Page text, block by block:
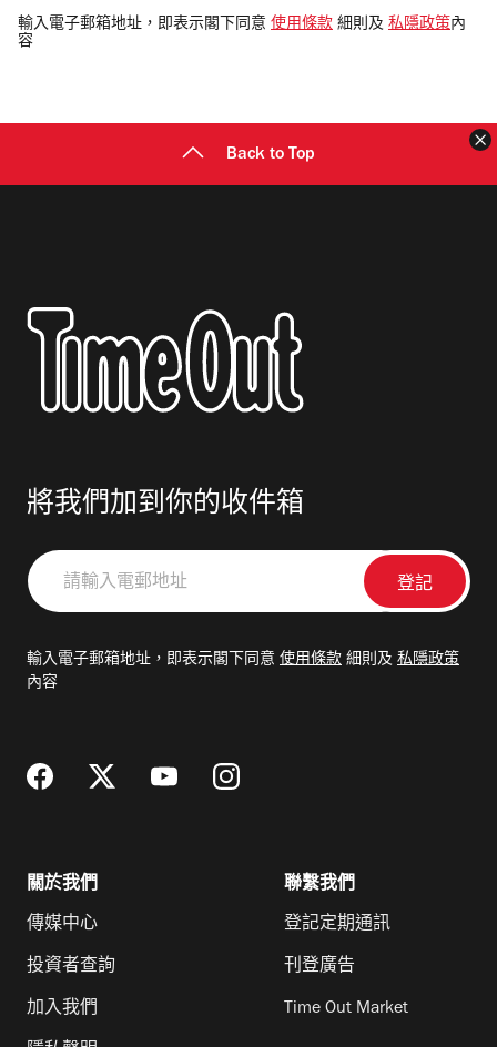
電
郵
輸入電子郵箱地址，即表示閣下同意 使用條款 細則及 私隱政策 內
容
Back to Top
將我們加到你的收件箱
請
輸
郵
輸入電子郵箱地址，即表示閣下同意 使用條款 細則及 私隱政策
內容
關於我們
傳媒中心
投資者查詢
加入我們
聯繫我們
登記定期通訊
刊登廣告
Time Out Market